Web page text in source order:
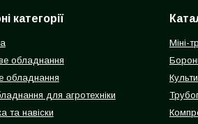
категорії
обладнання
обладнання
для агротехніки
та навіски
Міні-